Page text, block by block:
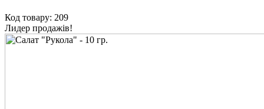
Код товару: 209
Лидер продажів!